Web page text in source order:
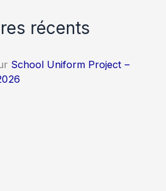
récents
School Uniform Project –